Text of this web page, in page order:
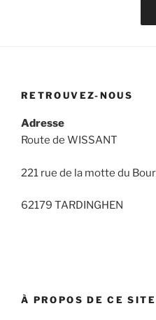
RETROUVEZ-NOUS
Adresse
Route de WISSANT
221 rue de la motte du
62179 TARDINGHEN
À PROPOS DE CE SITE